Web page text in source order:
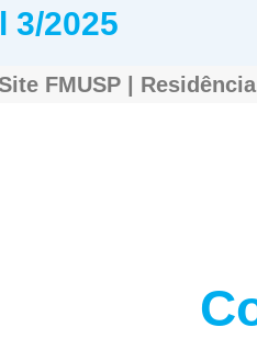
3/2025
FMUSP |